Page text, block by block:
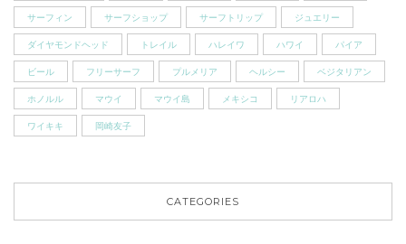
サーフィン サーフショップ サーフトリップ ジュエリー
ダイヤモンドヘッド トレイル ハレイワ ハワイ パイア
ビール フリーサーフ プルメリア ヘルシー ベジタリアン
ホノルル マウイ マウイ島 メキシコ リアロハ
ワイキキ 岡崎友子
CATEGORIES